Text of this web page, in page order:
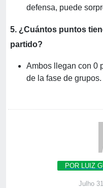
defensa, puede
5. ¿Cuántos puntos
partido?
Ambos llegan con 0
de la fase de grupos.
POR LUIZ
Julho